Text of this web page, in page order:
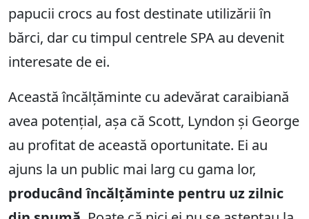
papucii crocs au fost destinate utilizării în
bărci, dar cu timpul centrele SPA au devenit
interesate de ei.
Această încălțăminte cu adevărat caraibiană
avea potențial, așa că Scott, Lyndon și George
au profitat de această oportunitate. Ei au
ajuns la un public mai larg cu gama lor,
producând încălțăminte pentru uz zilnic